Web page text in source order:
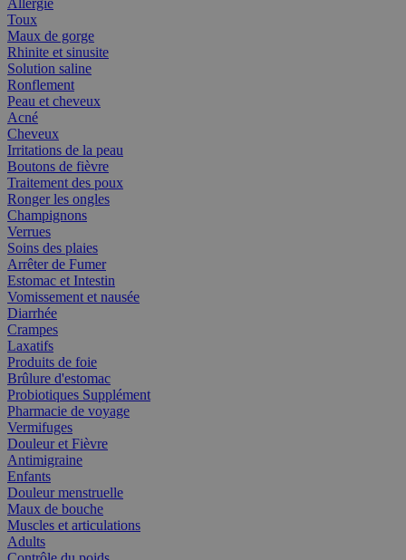
Allergie
Toux
Maux de gorge
Rhinite et sinusite
Solution saline
Ronflement
Peau et cheveux
Acné
Cheveux
Irritations de la peau
Boutons de fièvre
Traitement des poux
Ronger les ongles
Champignons
Verrues
Soins des plaies
Arrêter de Fumer
Estomac et Intestin
Vomissement et nausée
Diarrhée
Crampes
Laxatifs
Produits de foie
Brûlure d'estomac
Probiotiques Supplément
Pharmacie de voyage
Vermifuges
Douleur et Fièvre
Antimigraine
Enfants
Douleur menstruelle
Maux de bouche
Muscles et articulations
Adults